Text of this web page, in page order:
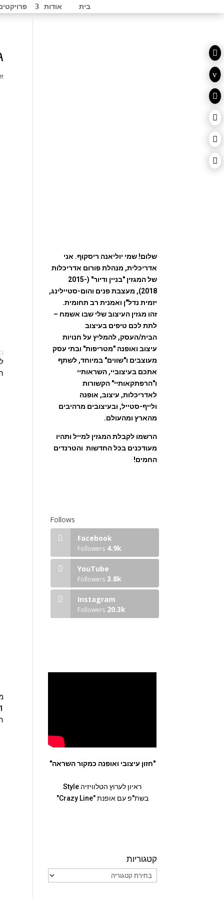
בית אודות

v




שלום! שמי יוליאנה ריסקוף. אני
אדריכלית, מנהלת פורום אדריכלות
של המגזין "בניין ודיור" (2015-
2018), מעצבת פנים והום-סטיילינג,
יזמית נדל"ן ואמנית רב תחומית.
זהו מגזין העיצוב שלי שבו אשמח –
לתת לכם טיפים בעיצוב
הבית/העסק, להמליץ על חנויות
עיצוב ואופנה "מטריפות" ובתי עסק
מעוצבים ו"שווים" במיוחד, לשתף
אתכם בעיצוביי, השראותיי
ו"הרפתקאותיי" הקשורות
לאדריכלות, עיצוב, אופנה
ולייף-סטייל, ובעיצובים מרהיבים
מהארץ ומהעולם.
הרשמו לקבלת המגזין למייל ותהיו
מעודכנים בכל החדשות והטרנדים
החמים!
Follows
Facebook
4.9k
Followers
YouTube
3.8k
Followers
Instagram
20.3k
Followers
"חזון עיצובי ואופנה כמקור השראה"
ראיון לערוץ הטלוויזיה Style
בשת"פ עם אופנת "Crazy Line"
קטגוריות
קטגוריות